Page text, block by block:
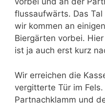
flussaufwärts. Das
wir kommen an
Biergärten vorbei.
ist ja auch erst kurz
Wir erreichen die
vergitterte Tür im
Partnachklamm und